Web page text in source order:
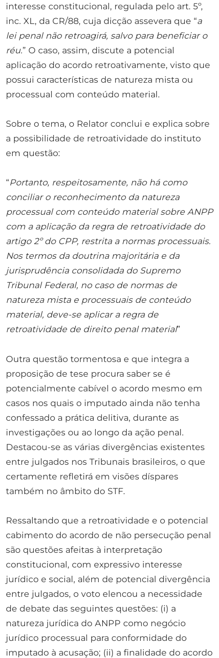
interesse constitucional, regulada pelo art. 5º,
inc. XL, da CR/88, cuja dicção assevera que “a
lei penal não retroagirá, salvo para beneficiar o
réu.” O caso, assim, discute a potencial
aplicação do acordo retroativamente, visto que
possui características de natureza mista ou
processual com conteúdo material.
Sobre o tema, o Relator conclui e explica sobre
a possibilidade de retroatividade do instituto
em questão:
“Portanto, respeitosamente, não há como
conciliar o reconhecimento da natureza
processual com conteúdo material sobre ANPP
com a aplicação da regra de retroatividade do
artigo 2º do CPP, restrita a normas processuais.
Nos termos da doutrina majoritária e da
jurisprudência consolidada do Supremo
Tribunal Federal, no caso de normas de
natureza mista e processuais de conteúdo
material, deve-se aplicar a regra de
retroatividade de direito penal material”
Outra questão tormentosa e que integra a
proposição de tese procura saber se é
potencialmente cabível o acordo mesmo em
casos nos quais o imputado ainda não tenha
confessado a prática delitiva, durante as
investigações ou ao longo da ação penal.
Destacou-se as várias divergências existentes
entre julgados nos Tribunais brasileiros, o que
certamente refletirá em visões díspares
também no âmbito do STF.
Ressaltando que a retroatividade e o potencial
cabimento do acordo de não persecução penal
são questões afeitas à interpretação
constitucional, com expressivo interesse
jurídico e social, além de potencial divergência
entre julgados, o voto elencou a necessidade
de debate das seguintes questões: (i) a
natureza jurídica do ANPP como negócio
jurídico processual para conformidade do
imputado à acusação; (ii) a finalidade do acordo